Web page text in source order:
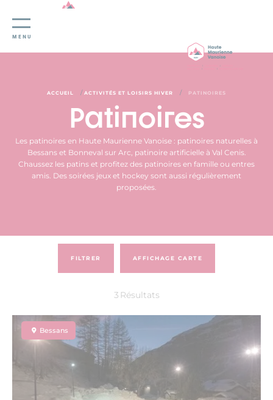
Panneau de gestion des cookies
MENU
ACCUEIL / ACTIVITÉS ET LOISIRS HIVER / PATINOIRES
Patinoires
Les patinoires en Haute Maurienne Vanoise : patinoires naturelles à
Bessans et Bonneval sur Arc, patinoire artificielle à Val Cenis.
Chaussez les patins et profitez des patinoires en famille ou entres
amis. Des soirées jeux et hockey sont aussi régulièrement
proposées.
FILTRER
3 Résultats
AFFICHAGE CARTE
Bessans